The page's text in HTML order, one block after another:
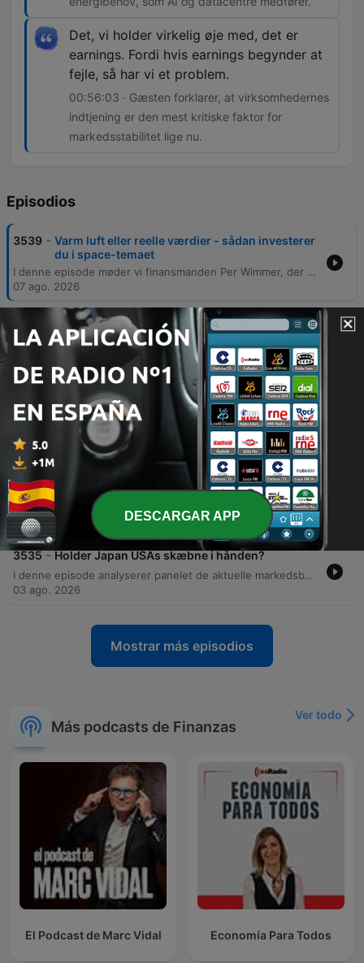
Det, vi holder virkelig øje med, det er
earnings. Fordi hvis earnings begynder at
fejle, så har vi et problem.
00:56:03 · Gæsten forklarer, at virksomhedernes
indtjening er den mest kritiske faktor for
markedsstabilitet lige nu.
Episodios
3539 - Varm luft eller reelle værdier - sådan investerer
du i space-temaet
I denne episode møder vi finansmanden Per Wimmer, der deler indsigter fra sin karriere i London inden for hedgefonde og private equity. Samtalen spænder bredt fra personlige drømme om rumrejser og SpaceX's enorme vækstpotentiale til de kritiske behov for energi og halvledere drevet af AI-revolutionen. Der kastes også lys over markedsbevægelser i selskaber som Novo Nordisk og GenMap, samt betydningen af geopolitisk stabilitet for oliepriser og europæisk teknologisk uafhængighed. Wimmer reflekterer over vigtigheden af kommerciel bæredygtighed og opretholder en bullish holdning til markedet, drevet af stærke virksomhedsindtjeninger trods bekymringer om markedskoncentration.
07 ago. 2026
Investeringsmuligheder i solens rige - for
tidligt eller for sent at hoppe på japanske
aktier?
Denne episode gennemgår de nuværende markedsforhold med et særligt fokus på usikkerheden omkring AI-investeringer, herunder risikoen for overkapacitet i datacentre og de økonomiske udfordringer ved stigende hardwareomkostninger. Vi ser nærmere på volatiliteten i tech-aktier og betydningen af chip-priser. Derudover analyseres den japanske økonomi, hvor vi diskuterer historiske udfordringer, demografi, valutarisikoen forbundet med den svage yen samt de geopolitiske dynamikker mellem USA, Japan og Kina. Episoden berører desuden det danske marked med fokus på Pandora, samt de nye dynamikker i guld- og sølvpriserne.
06 ago. 2026
3537 Nydeligt Novo-regnskab sendte aktien i dørken
Denne episode af Millionærklubben dykker ned i de seneste regnskabstal fra medicinalgiganter som Novo Nordisk, Pfizer og Eli Lilly, med særligt fokus på konkurrencen inden for fedmemarkedet og betydningen af kliniske studier. Eksperterne analyserer markedstendenser inden for sundhedsaktier, grøn energi, oliepriser og tøjmarkedet. Derudover gennemgås markedsbevægelser i sektorer som SpaceX, AMD og tankskibssektoren, samt et interview med administrerende direktør John Fisker fra Renkøbing Landbobank om bankens stærke Q2-regnskab. Episoden belyser de strategiske udfordringer ved patentudløb, prissætning i USA og behovet for vækst gennem opkøb.
05 ago. 2026
3536 -
Revnerne i AI-aktier har givet det første store
I denne episode analyseres de seneste markedsbevægelser, herunder tech-aktiernes genkomst, Novo Nordisks kursudvikling og de geopolitiske risici for olieprisen grundet spændinger i Ukraine og Hormuzstrædet. Vi dykker ned i de enorme investeringspres inden for AI, betydningen af dagsoptioner for markedsvolatilitet og de økonomiske konsekvenser af ekstrem gearing. Derudover diskuteres fremtidige muligheder inden for genomics, psykiatriske produkter og droneteknologi. Episoden belyser desuden Kinas dominans inden for sjældne jordarter, kryptovalutaens rolle som infrastruktur for AI-agenter samt de økonomiske perspektiver for SpaceX og vækstaktier i et miljø med stigende renter.
04 ago. 2026
3535 - Holder Japan USAs skæbne i hånden?
I denne episode analyserer panelet de aktuelle markedsbevægelser, herunder Frank Hvids rotation mod mere defensive aktier og bekymringer omkring AI-sektoren samt betydningen af geopolitik og valutainterventioner mellem Japan og USA. Der kastes lys over usikkerheden i medicinalbranchen med fokus på Novo Nordisk og de økonomiske risici ved yen carry trade. Panelet undersøger desuden de globale investeringsbooms inden for AI, grøn omstilling og oprustning samt udfordringerne ved at værdisætte tech-aktier i et marked drevet af sentiment. Afslutningsvis diskuteres strategiske muligheder i Latinamerika og Kina samt de økonomiske konsekvenser af kollapset af Leopold Assenbrenners AI-hedgefond.
03 ago. 2026
Mostrar más episodios
Más podcasts de Finanzas
Ver todo
El Podcast de Marc Vidal Economía Para Todos
DESCARGAR APP